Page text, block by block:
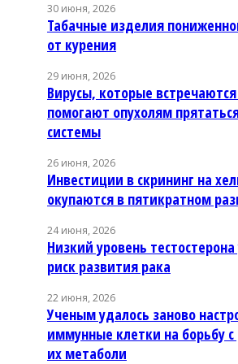
30 июня, 2026
Табачные изделия
от курения
29 июня, 2026
Вирусы, которые
помогают опухолям
системы
26 июня, 2026
Инвестиции в скрининг на
окупаются в пятикратном
24 июня, 2026
Низкий уровень
риск развития рака
22 июня, 2026
Ученым удалось заново
иммунные клетки на борьбу
их метаболи